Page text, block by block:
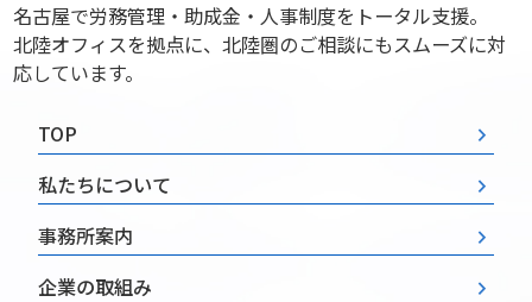
名古屋で労務管理・助成金・人事制度をトータル支援。
北陸オフィスを拠点に、北陸圏のご相談にもスムーズに対
応しています。
TOP
私たちについて
事務所案内
企業の取組み